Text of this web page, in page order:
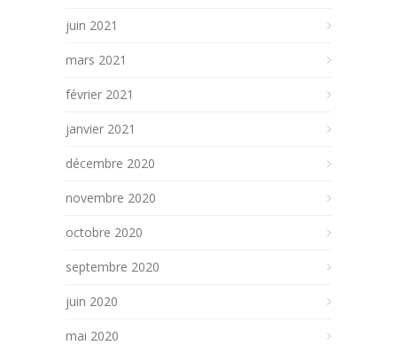
juin 2021
mars 2021
février 2021
janvier 2021
décembre 2020
novembre 2020
octobre 2020
septembre 2020
juin 2020
mai 2020